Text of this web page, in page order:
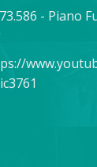
- Piano